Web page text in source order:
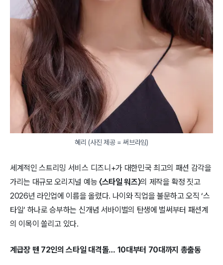
혜리 (사진 제공 = 써브라임)
세계적인 스트리밍 서비스 디즈니+가 대한민국 최고의 패션 감각을
가리는 대규모 오리지널 예능 〈스타일 워즈〉의 제작을 확정 짓고
2026년 라인업에 이름을 올렸다. 나이와 직업을 불문하고 오직 ‘스
타일’ 하나로 승부하는 신개념 서바이벌의 탄생에 벌써부터 패션계
의 이목이 쏠리고 있다.
계급장 뗀 72인의 스타일 대격돌… 10대부터 70대까지 총출동